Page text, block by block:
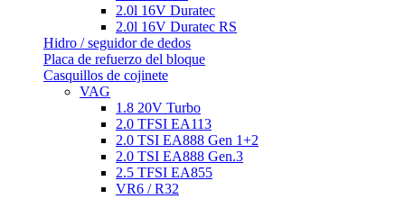
2.0l 16V Duratec
2.0l 16V Duratec RS
Hidro / seguidor de dedos
Placa de refuerzo del bloque
Casquillos de cojinete
VAG
1.8 20V Turbo
2.0 TFSI EA113
2.0 TSI EA888 Gen 1+2
2.0 TSI EA888 Gen.3
2.5 TFSI EA855
VR6 / R32